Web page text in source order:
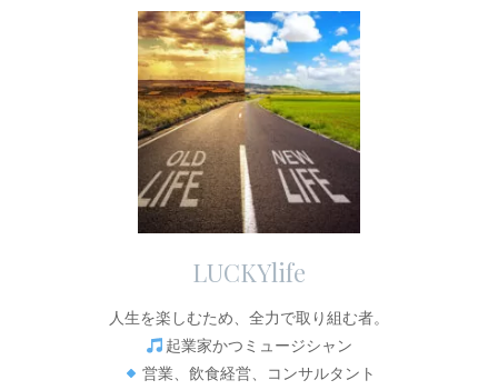
LUCKYlife
人生を楽しむため、全力で取り組む者。
起業家かつミュージシャン
営業、飲食経営、コンサルタント